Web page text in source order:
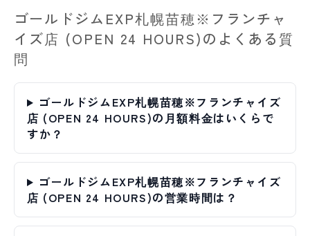
ゴールドジムEXP札幌苗穂※フランチャ
イズ店 (OPEN 24 HOURS)のよくある質
問
ゴールドジムEXP札幌苗穂※フランチャイズ
店 (OPEN 24 HOURS)の月額料金はいくらで
すか？
ゴールドジムEXP札幌苗穂※フランチャイズ
店 (OPEN 24 HOURS)の営業時間は？